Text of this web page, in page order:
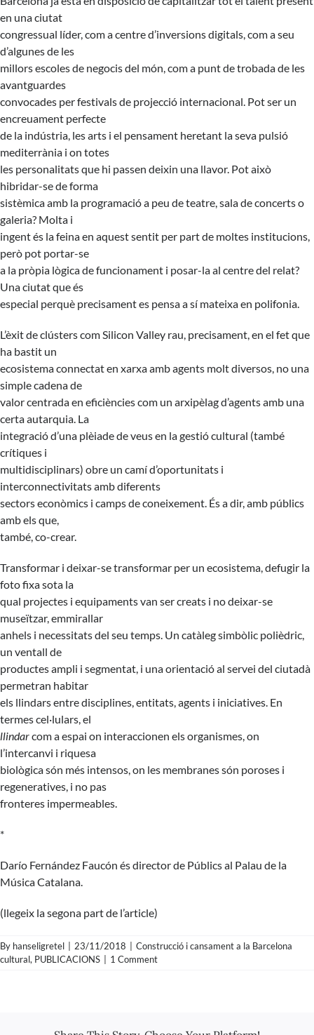
en una ciutat
congressual líder, com a centre d’inversions digitals, com a seu
d’algunes de les
millors escoles de negocis del món, com a punt de trobada de les
avantguardes
convocades per festivals de projecció internacional. Pot ser un
encreuament perfecte
de la indústria, les arts i el pensament heretant la seva pulsió
mediterrània i on totes
les personalitats que hi passen deixin una llavor. Pot això
hibridar-se de forma
sistèmica amb la programació a peu de teatre, sala de concerts o
galeria? Molta i
ingent és la feina en aquest sentit per part de moltes institucions,
però pot portar-se
a la pròpia lògica de funcionament i posar-la al centre del relat?
Una ciutat que és
especial perquè precisament es pensa a sí mateixa en polifonia.
L’èxit de clústers com Silicon Valley rau, precisament, en el fet que
ha bastit un
ecosistema connectat en xarxa amb agents molt diversos, no una
simple cadena de
valor centrada en eficiències com un arxipèlag d’agents amb una
certa autarquia. La
integració d’una plèiade de veus en la gestió cultural (també
crítiques i
multidisciplinars) obre un camí d’oportunitats i
interconnectivitats amb diferents
sectors econòmics i camps de coneixement. És a dir, amb públics
amb els que,
també, co-crear.
Transformar i deixar-se transformar per un ecosistema, defugir la
foto fixa sota la
qual projectes i equipaments van ser creats i no deixar-se
museïtzar, emmirallar
anhels i necessitats del seu temps. Un catàleg simbòlic polièdric,
un ventall de
productes ampli i segmentat, i una orientació al servei del ciutadà
permetran habitar
els llindars entre disciplines, entitats, agents i iniciatives. En
termes cel·lulars, el
llindarcom a espai on interaccionen els organismes, on
l’intercanvi i riquesa
biològica són més intensos, on les membranes són poroses i
regeneratives, i no pas
fronteres impermeables.
*
Darío Fernández Faucón és director de Públics al Palau de la
Música Catalana.
(llegeix lasegona part de l’article)
By hanseligretel 23/11/2018
Construcció i cansament a la Barcelona
cultural, PUBLICACIONS 1 Comment